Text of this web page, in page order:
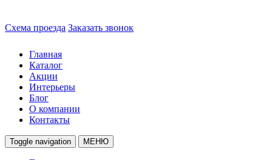
Схема проезда Заказать звонок
Главная
Каталог
Акции
Интерьеры
Блог
О компании
Контакты
Toggle navigation МЕНЮ